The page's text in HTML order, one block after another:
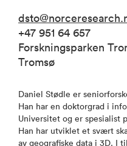
+47 951 64 657
Forskningsparken
Tromsø
Daniel Stødle er
Han har en doktorgrad i
Universitet og er spesialist
Han har utviklet et svært
av geografiske data i 3D. I